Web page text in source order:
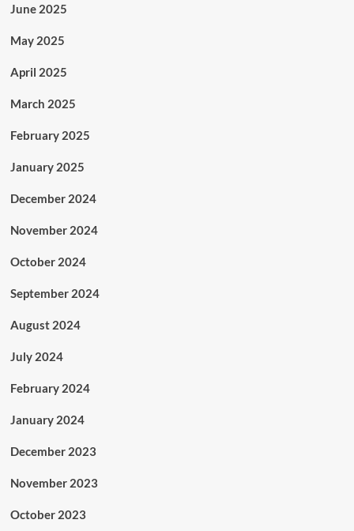
June 2025
May 2025
April 2025
March 2025
February 2025
January 2025
December 2024
November 2024
October 2024
September 2024
August 2024
July 2024
February 2024
January 2024
December 2023
November 2023
October 2023